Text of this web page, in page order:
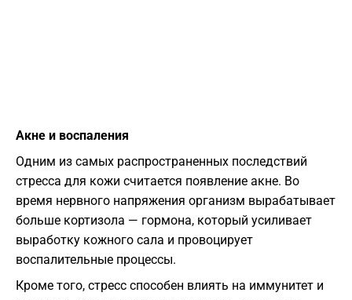
Акне и воспаления
Одним из самых распространенных последствий
стресса для кожи считается появление акне. Во
время нервного напряжения организм вырабатывает
больше кортизола — гормона, который усиливает
выработку кожного сала и провоцирует
воспалительные процессы.
Кроме того, стресс способен влиять на иммунитет и